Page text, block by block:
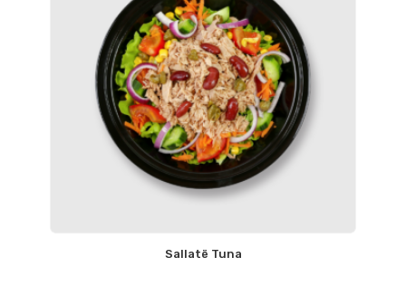
Sallatë Tuna